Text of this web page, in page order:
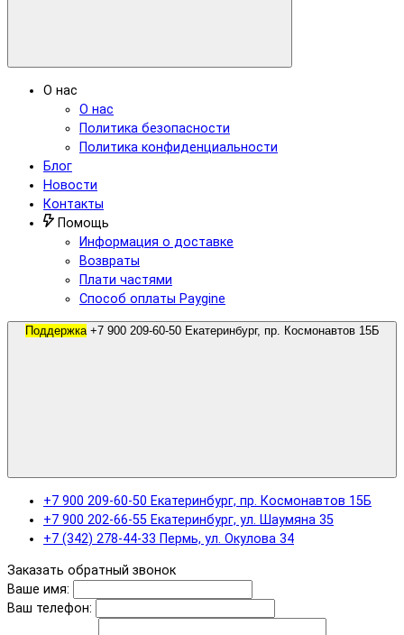
О нас
О нас
Политика безопасности
Политика конфиденциальности
Блог
Новости
Контакты
Помощь
Информация о доставке
Возвраты
Плати частями
Способ оплаты Paygine
Поддержка
+7 900 209-60-50 Екатеринбург, пр. Космонавтов 15Б
+7 900 202-66-55 Екатеринбург, ул. Шаумяна 35
+7 (342) 278-44-33 Пермь, ул. Окулова 34
Заказать обратный звонок
Ваше имя:
Ваш телефон: